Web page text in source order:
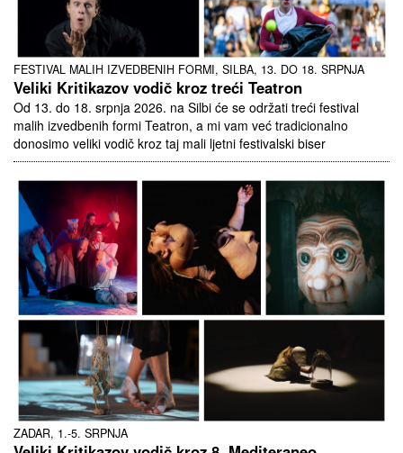
FESTIVAL MALIH IZVEDBENIH FORMI, SILBA, 13. DO 18. SRPNJA
Veliki Kritikazov vodič kroz treći Teatron
Od 13. do 18. srpnja 2026. na Silbi će se održati treći festival
malih izvedbenih formi Teatron, a mi vam već tradicionalno
donosimo veliki vodič kroz taj mali ljetni festivalski biser
ZADAR, 1.-5. SRPNJA